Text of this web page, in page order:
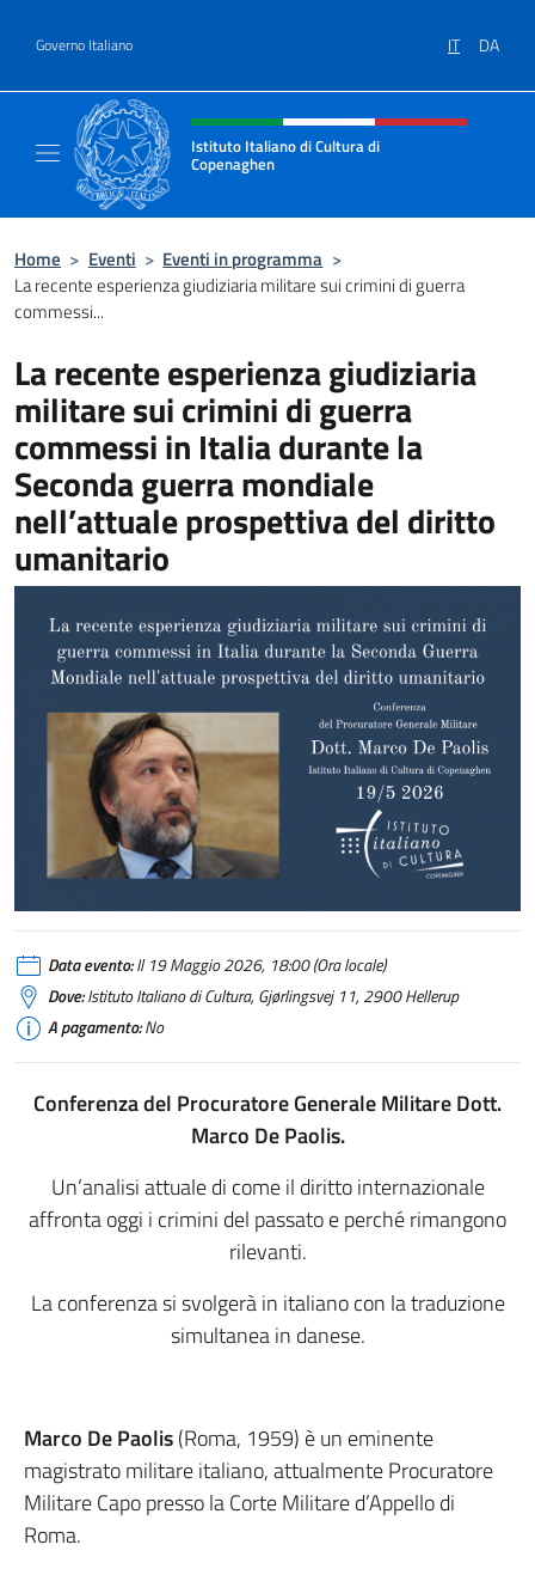
Governo Italiano IT DA
Intestazione sito, social e menù
Istituto Italiano di Cultura di
Copenaghen
Home > Eventi > Eventi in programma >
La recente esperienza giudiziaria militare sui crimini di guerra
commessi...
La recente esperienza giudiziaria
militare sui crimini di guerra
commessi in Italia durante la
Seconda guerra mondiale
nell’attuale prospettiva del diritto
umanitario
Data evento:Il 19 Maggio 2026, 18:00 (Ora locale)
Dove:Istituto Italiano di Cultura, Gjørlingsvej 11, 2900 Hellerup
A pagamento:No
Conferenzadel Procuratore Generale MilitareDott.
Marco De Paolis.
Un’analisi attuale di come il diritto internazionale
affronta oggi i crimini del passato e perché rimangono
rilevanti.
La conferenza si svolgerà in italiano con la traduzione
simultanea in danese.
Marco De Paolis(Roma, 1959) è un eminente
magistrato militare italiano, attualmente Procuratore
Militare Capo presso la Corte Militare d’Appello di
Roma.